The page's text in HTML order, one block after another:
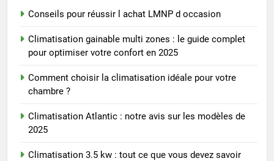
Conseils pour réussir l achat LMNP d occasion
Climatisation gainable multi zones : le guide complet
pour optimiser votre confort en 2025
Comment choisir la climatisation idéale pour votre
chambre ?
Climatisation Atlantic : notre avis sur les modèles de
2025
Climatisation 3.5 kw : tout ce que vous devez savoir